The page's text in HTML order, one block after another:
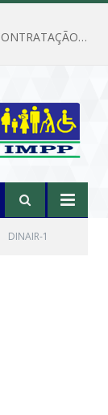
Dispensa de Licitação Nº 7/2026-300404-I (CONTRATAÇÃO DE EMPRESA PARA MANUTENÇÃO E REPARAÇÃO DE APARELHOS DE AR CONDICIONADO, EM ATENDIMENTO ÀS NECESSIDADES DO INSTITUTO DE PREVIDÊNCIA MUNICIPAL DE PORTEL/PA)
DINAIR-1